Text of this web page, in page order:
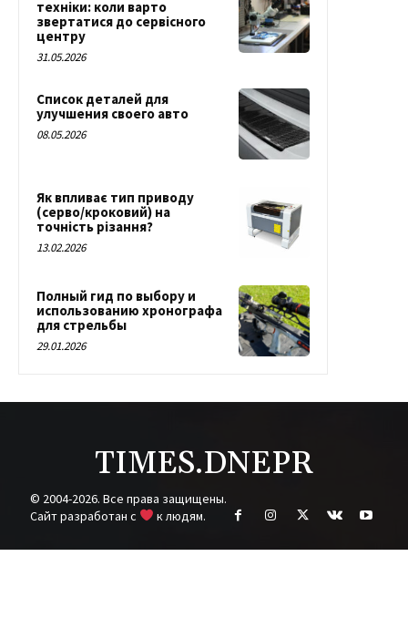
техніки: коли варто
звертатися до сервісного
центру
31.05.2026
Список деталей для
улучшения своего авто
08.05.2026
Як впливає тип приводу
(серво/кроковий) на
точність різання?
13.02.2026
Полный гид по выбору и
использованию хронографа
для стрельбы
29.01.2026
TIMES.DNEPR
© 2004-2026. Все права защищены.
Cайт разработан с
к людям.